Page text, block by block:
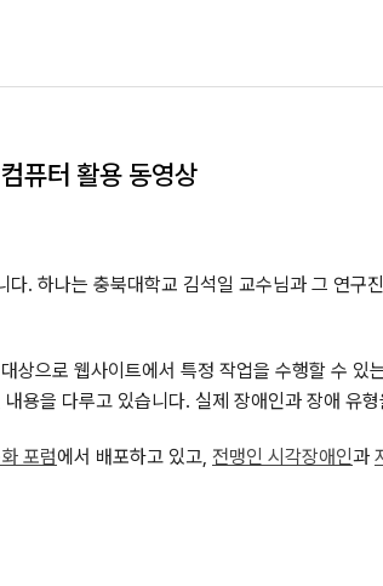
퓨터 활용 동영상
. 하나는 충북대학교 김석일 교수님과 그 연구
상으로 웹사이트에서 특정 작업을 수행할 수 있
용을 다루고 있습니다. 실제 장애인과 장애 유
포럼에서 배포하고 있고, 전맹인 시각장애인과